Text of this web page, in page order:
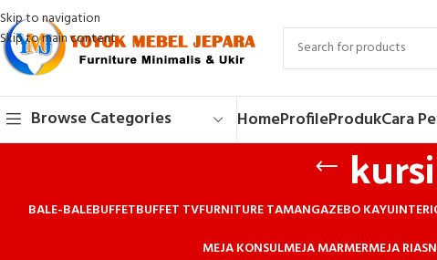
Skip to navigation
Skip to main content
Browse Categories HomeProfileProdukCara
BALE-BALEBUFFETBUFFET TVFURNITURE TAMANGAZEBO KAYU
MEJA KONSULMEJA MARMERMEJA RIAS